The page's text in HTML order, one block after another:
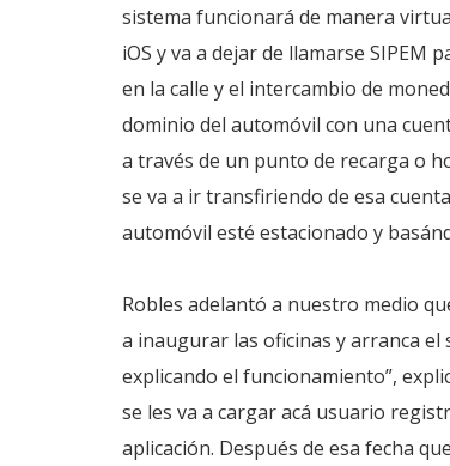
sistema funcionará de manera
iOS y va a dejar de llamarse SIPEM
en la calle y el intercambio de
dominio del automóvil con una
a través de un punto de recarga o
se va a ir transfiriendo de esa
automóvil esté estacionado y
Robles adelantó a nuestro medio
a inaugurar las oficinas y arranca el
explicando el funcionamiento”,
se les va a cargar acá usuario
aplicación. Después de esa fecha